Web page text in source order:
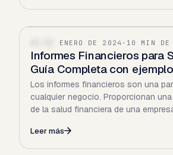
30 DE ENERO DE 2024 · 10 MIN DE
Informes Financieros para
Guía Completa con
Los informes financieros son una
cualquier negocio. Proporcionan
de la salud financiera de una
Leer más